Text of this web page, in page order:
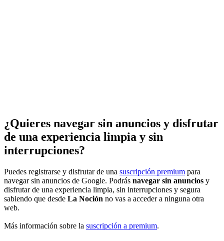
¿Quieres navegar sin anuncios y disfrutar
de una experiencia limpia y sin
interrupciones?
Puedes registrarse y disfrutar de una suscripción premium para
navegar sin anuncios de Google. Podrás navegar sin anuncios y
disfrutar de una experiencia limpia, sin interrupciones y segura
sabiendo que desde La Noción no vas a acceder a ninguna otra
web.
Más información sobre la suscripción a premium.